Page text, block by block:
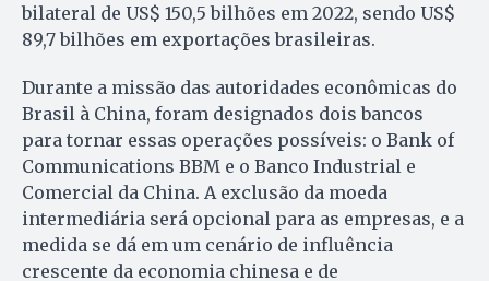
bilateral de US$ 150,5 bilhões em 2022, sendo US$
89,7 bilhões em exportações brasileiras.
Durante a missão das autoridades econômicas do
Brasil à China, foram designados dois bancos
para tornar essas operações possíveis: o Bank of
Communications BBM e o Banco Industrial e
Comercial da China. A exclusão da moeda
intermediária será opcional para as empresas, e a
medida se dá em um cenário de influência
crescente da economia chinesa e de